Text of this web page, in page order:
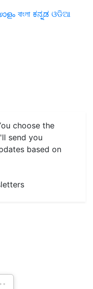
বাংলা ಕನ್ನಡ ଓଡିଆ
choose the
send you
based on